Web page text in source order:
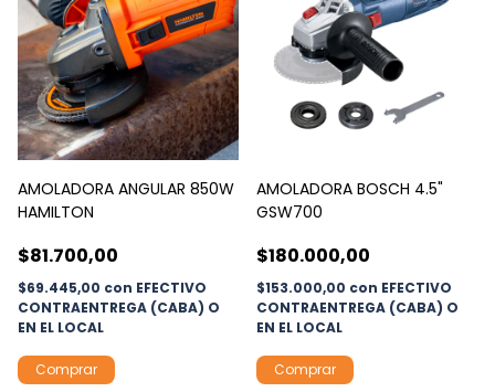
AMOLADORA ANGULAR 850W
HAMILTON
$81.700,00
$69.445,00 con EFECTIVO
CONTRAENTREGA (CABA) O
EN EL LOCAL
AMOLADORA BOSCH 4.5"
GSW700
$180.000,00
$153.000,00 con EFECTIVO
CONTRAENTREGA (CABA) O
EN EL LOCAL